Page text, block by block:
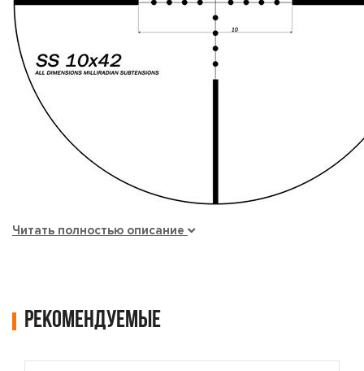
Читать полностью описание
Рекомендуемые